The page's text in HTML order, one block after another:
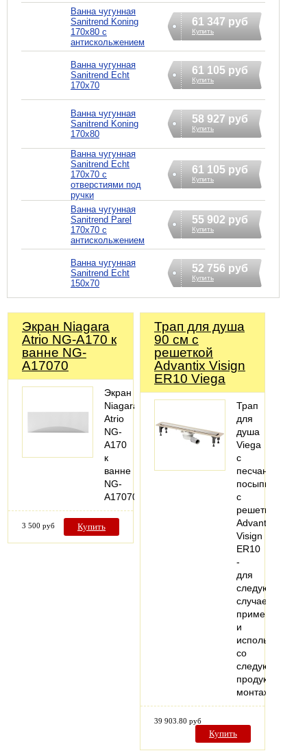
Ванна чугунная
Sanitrend Koning
170х80 с
антискольжением
61 347 руб
Купить
Ванна чугунная
Sanitrend Echt
170х70
61 105 руб
Купить
Ванна чугунная
Sanitrend Koning
170х80
58 927 руб
Купить
Ванна чугунная
Sanitrend Echt
170х70 с
отверстиями под
ручки
61 105 руб
Купить
Ванна чугунная
Sanitrend Parel
170х70 с
антискольжением
55 902 руб
Купить
Ванна чугунная
Sanitrend Echt
150х70
52 756 руб
Купить
Экран Niagara
Atrio NG-A170 к
ванне NG-
A17070
Экран
Niagara
Atrio
NG-
A170
к
ванне
NG-
A17070
3 500 руб Купить
Трап для душа
90 см с
решеткой
Advantix Visign
ER10 Viega
Трап
для
душа
Viega
с
песчаной
посыпкой,
с
решеткой
Advantix
Visign
ER10
-
для
следующих
случаев
применения
и
использования
со
следующей
продукцией:
монтаж…
39 903.80 руб
Купить